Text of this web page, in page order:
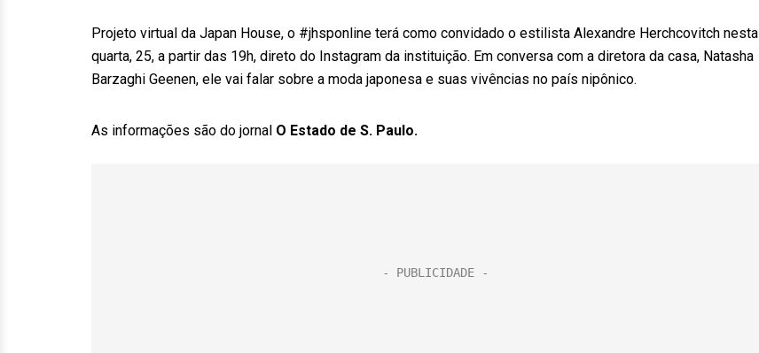
Projeto virtual da Japan House, o #jhsponline terá como convidado o estilista Alexandre Herchcovitch nesta
quarta, 25, a partir das 19h, direto do Instagram da instituição. Em conversa com a diretora da casa, Natasha
Barzaghi Geenen, ele vai falar sobre a moda japonesa e suas vivências no país nipônico.
As informações são do jornal O Estado de S. Paulo.